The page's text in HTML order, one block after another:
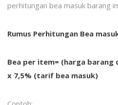
perhitungan bea masuk barang
Rumus Perhitungan Bea
Bea per item= (harga barang
x 7,5% (tarif bea masuk)